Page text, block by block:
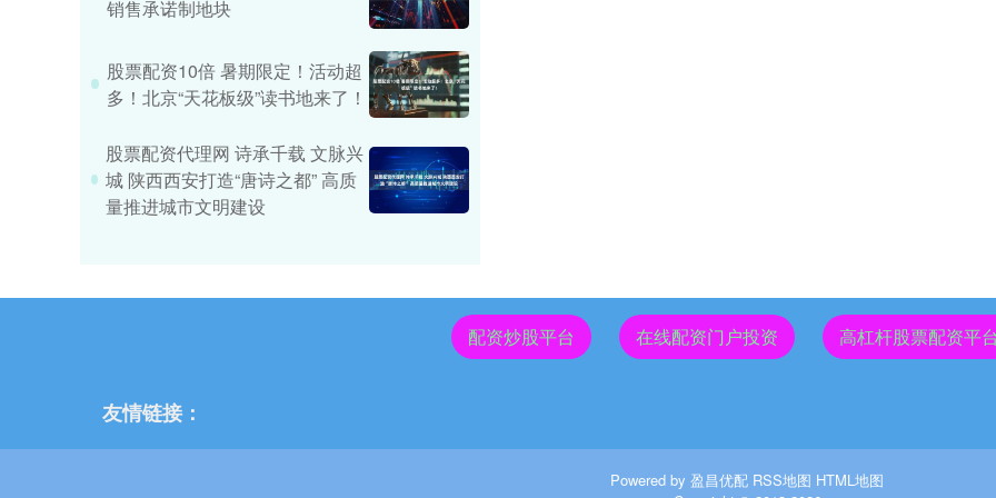
销售承诺制地块
股票配资10倍 暑期限定！活动超
多！北京“天花板级”读书地来了！
股票配资代理网 诗承千载 文脉兴
城 陕西西安打造“唐诗之都” 高质
量推进城市文明建设
配资炒股平台 在线配资门户投资 高杠杆股票配资平
友情链接：
Powered by 盈昌优配 RSS地图 HTML地图